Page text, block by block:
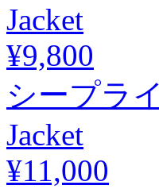
Jacket
¥9,800
シープラ
Jacket
¥11,000